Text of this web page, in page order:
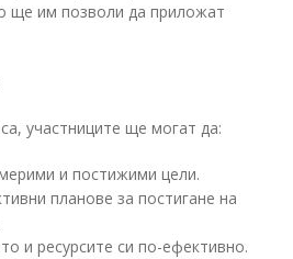
ще им позволи да приложат
участниците ще могат да:
и постижими цели.
планове за постигане на
и ресурсите си по-ефективно.